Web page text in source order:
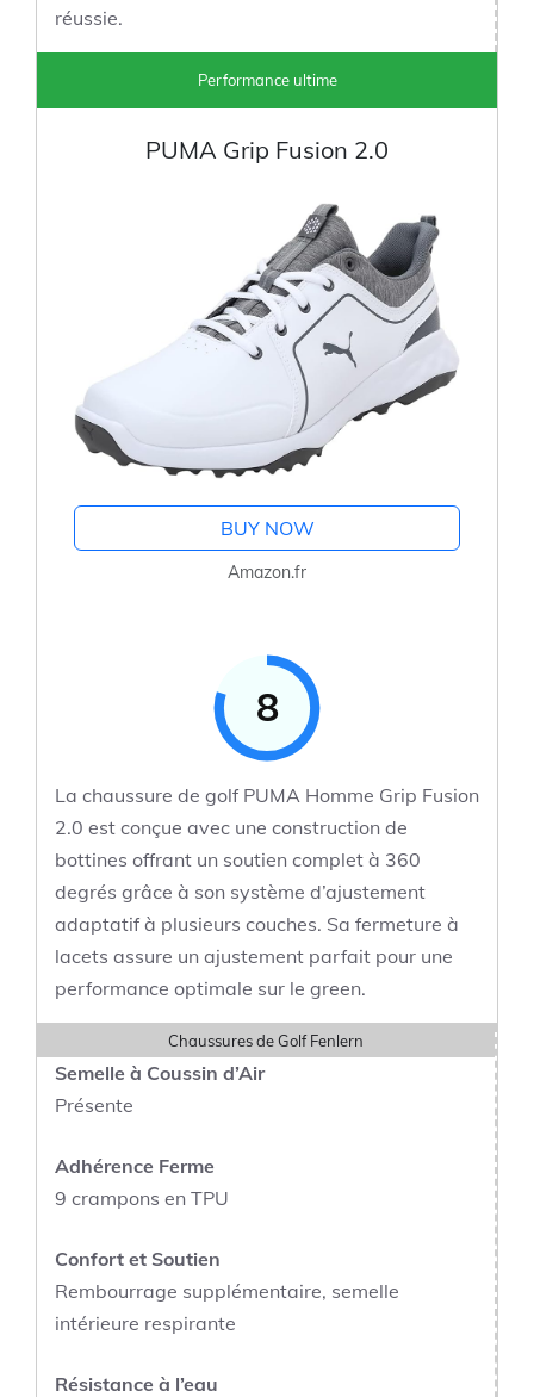
réussie.
Performance ultime
PUMA Grip Fusion 2.0
BUY NOW
Amazon.fr
8
La chaussure de golf PUMA Homme Grip Fusion
2.0 est conçue avec une construction de
bottines offrant un soutien complet à 360
degrés grâce à son système d’ajustement
adaptatif à plusieurs couches. Sa fermeture à
lacets assure un ajustement parfait pour une
performance optimale sur le green.
Chaussures de Golf Fenlern
Semelle à Coussin d’Air
Présente
Adhérence Ferme
9 crampons en TPU
Confort et Soutien
Rembourrage supplémentaire, semelle
intérieure respirante
Résistance à l’eau